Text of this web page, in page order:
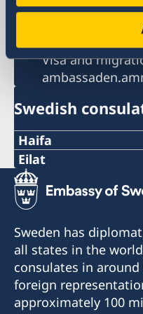
ambassaden.tel-
Passport and
Visa and
Swedish
Haifa
Phone 1
+972 4 864 31 62
+972 4 864 31 65
Fax
Eilat
Phone
+972 (0)8 6348038
Fax
+972 (0)8 6347021
Consulte of Sweden
Sweden has
all states in the
consulates in
foreign
approximately 100